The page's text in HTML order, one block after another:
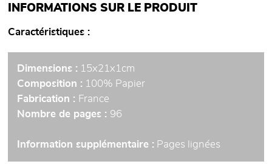
INFORMATIONS SUR LE PRODUIT
Caractéristiques
Dimensions : 15x21x1cm
Composition : 100% Papier
Fabrication : France
Nombre de pages : 96
Information supplémentaire : Pages lignées